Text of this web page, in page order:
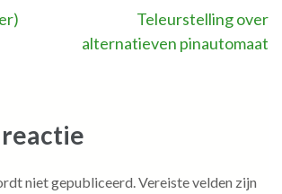
Teleurstelling over
alternatieven pinautomaat
niet gepubliceerd.Vereiste velden zijn